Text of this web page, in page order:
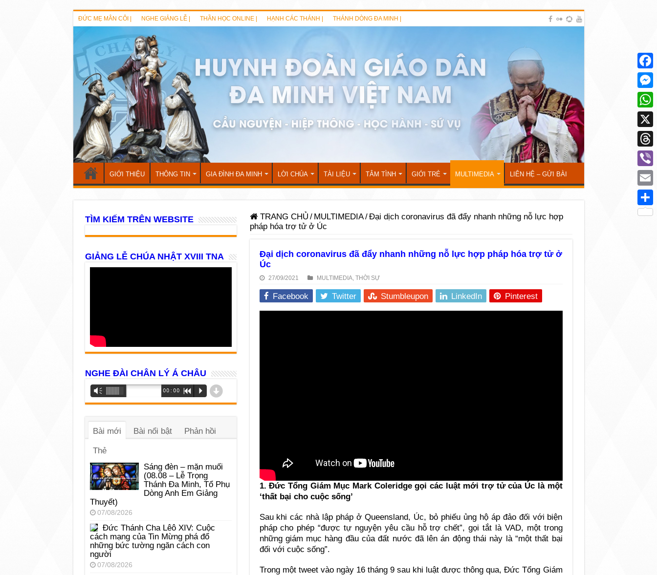
ĐỨC MẸ MÂN CÔI | NGHE GIẢNG LỄ | THẦN HỌC ONLINE | HẠNH CÁC THÁNH | THÁNH DÒNG ĐA MINH |
GIỚI THIỆU THÔNG TIN GIA ĐÌNH ĐA MINH LỜI CHÚA TÀI LIỆU TÂM TÌNH GIỚI TRẺ MULTIMEDIA LIÊN HỆ – GỬI BÀI
TRANG CHỦ / MULTIMEDIA/Đại dịch coronavirus đã đẩy nhanh những nỗ lực hợp
pháp hóa trợ tử ở Úc
Đại dịch coronavirus đã đẩy nhanh những nỗ lực hợp pháp hóa trợ tử ở
Úc
27/09/2021 MULTIMEDIA, THỜI SỰ
Facebook Twitter Stumbleupon LinkedIn Pinterest
1. Đức Tổng Giám Mục Mark Coleridge gọi các luật mới trợ tử của Úc là một
‘thất bại cho cuộc sống’
Sau khi các nhà lập pháp ở Queensland, Úc, bỏ phiếu ủng hộ áp đảo đối với biện
pháp cho phép “được tự nguyện yêu cầu hỗ trợ chết”, gọi tắt là VAD, một trong
những giám mục hàng đầu của đất nước đã lên án động thái này là “một thất bại
đối với cuộc sống”.
Trong một tweet vào ngày 16 tháng 9 sau khi luật được thông qua, Đức Tổng Giám
TÌM KIẾM TRÊN WEBSITE
GIẢNG LỄ CHÚA NHẬT XVIII TNA
NGHE ĐÀI CHÂN LÝ Á CHÂU
Trình
phát
âm
Vm 00:00 R P d
Bài mới Bài nổi bật Phản hồi
Thẻ
Sáng đèn – mặn muối
(08.08 – Lễ Trọng
Thánh Đa Minh, Tổ Phụ
Dòng Anh Em Giảng
Thuyết)
07/08/2026
Đức Thánh Cha Lêô XIV: Cuộc
cách mạng của Tin Mừng phá đổ
những bức tường ngăn cách con
người
07/08/2026
X
Viber